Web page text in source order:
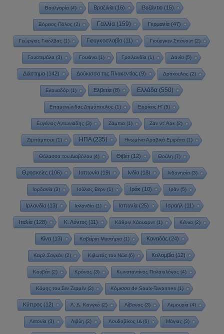
Βουλγαρία (4) Βραζιλία (16) Βυζάντιο (15)
Βόρειος Πόλος (2) Γαλλία(159) Γερμανία(47)
Γεώργιος Γκιόλβας (1) Γιουγκοσλαβία(11) Γιούργκεν Σπάνουτ(2)
Γουατεμάλα (3) Γουιάνα (1) Γροιλανδία (1) Δανία (5)
Διάστημα (142) Δούκισσα της Πλακεντίας (9) Δράκουλας (2)
Εκουαδόρ (1) Ελβετία (8) Ελλάδα (550)
Επαμεινώνδας Δημόπουλος (1) Ερρίκος Η'(5)
Ευγένιος Αντωνιάδης (3) Ζάμπια (1) Ζαν ντ' Αρκ (2)
Ζιμπάμπουε(1) ΗΠΑ(235) Ηνωμένα Αραβικά Εμιράτα(1)
Θάλασσα του Διαβόλου(4) Θιβέτ(12) Θούλη (7)
Θρησκείες(106) Ιαπωνία(19) Ινδία(18) Ινδονησία(3)
Ιορδανία (3) Ιούλιος Βερν (1) Ιράκ (10) Ιράν (5)
Ιρλανδία(13) Ισλανδία(1) Ισπανία(25) Ισραήλ (11)
Ιταλία(128) Κ. Λόντος(11) Κάθριν Χάουαρντ(1) Κένυα(2)
Κίνα(13) Καβείρια Μυστήρια(1) Καναδάς(24)
Καρλ Σαγκάν (2) Κιβωτός του Νώε (6) Κολομβία (12)
Κουβέιτ(2) Κρόνος (3) Κωνσταντίνος Παλαιολόγος (4)
Κόμης του Σεν Ζερμέν(2) Κόμισσα de Saulx-Tavannes(1)
Κύπρος (12) Λ. Δ. Κονγκό (2) Λίβανος (3) Λεμουρία (4)
Λετονία (3) Λιβύη (2) Λουδοβίκος ΙΔ (6) Μάγιας (3)